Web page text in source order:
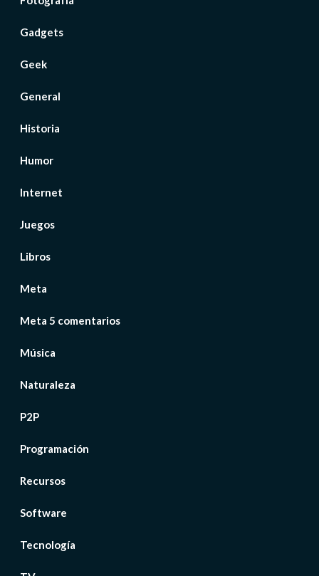
Gadgets
Geek
General
Historia
Humor
Internet
Juegos
Libros
Meta
Meta 5 comentarios
Música
Naturaleza
P2P
Programación
Recursos
Software
Tecnología